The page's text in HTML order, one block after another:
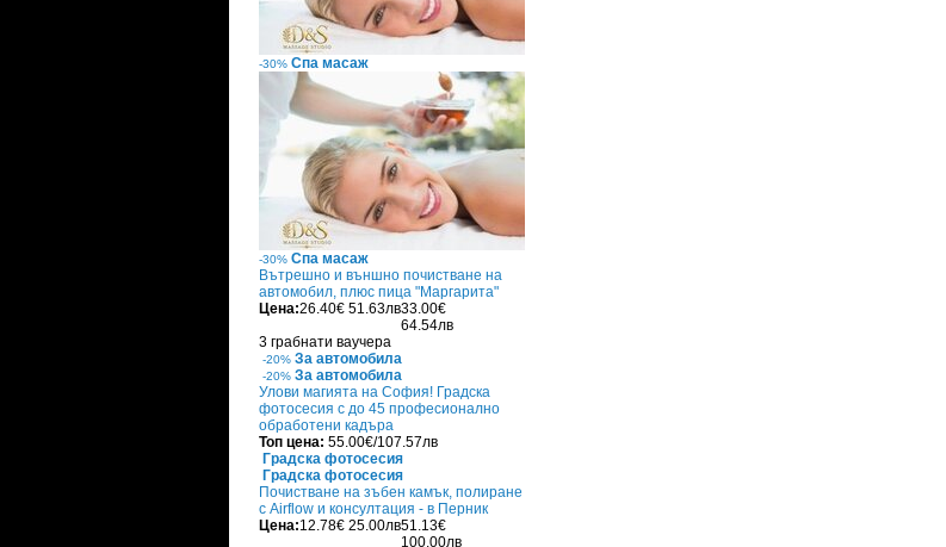
-30% Спа масаж
-30% Спа масаж
Вътрешно и външно почистване на
автомобил, плюс пица "Маргарита"
Цена:26.40€ 51.63лв33.00€
64.54лв
3 грабнати ваучера
-20% За автомобила
-20% За автомобила
Улови магията на София! Градска
фотосесия с до 45 професионално
обработени кадъра
Топ цена: 55.00€/107.57лв
Градска фотосесия
Градска фотосесия
Почистване на зъбен камък, полиране
с Airflow и консултация - в Перник
Цена:12.78€ 25.00лв51.13€
100.00лв